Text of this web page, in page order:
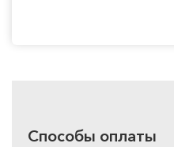
Способы оплаты